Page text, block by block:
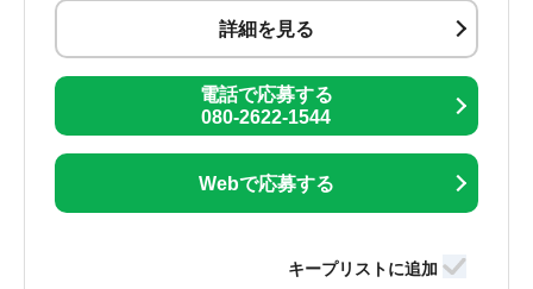
詳細を見る
電話で応募する
080-2622-1544
Webで応募する